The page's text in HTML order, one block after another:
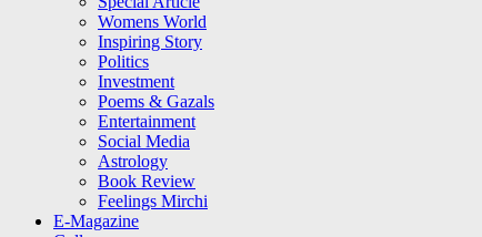
Womens World
Inspiring Story
Politics
Investment
Poems & Gazals
Entertainment
Social Media
Astrology
Book Review
Feelings Mirchi
E-Magazine